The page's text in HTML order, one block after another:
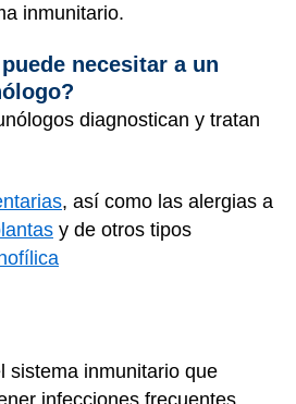
inmunitario.
necesitar a un
diagnostican y tratan
, así como las alergias a
y de otros tipos
sistema inmunitario que
infecciones frecuentes